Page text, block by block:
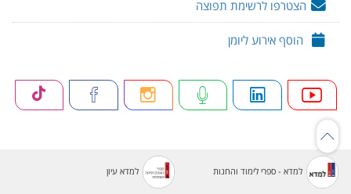
הצטרפו לרשימת תפוצה
הוסף אירוע ליומן
למדא - ספרי לימוד והחנות למדא עיון